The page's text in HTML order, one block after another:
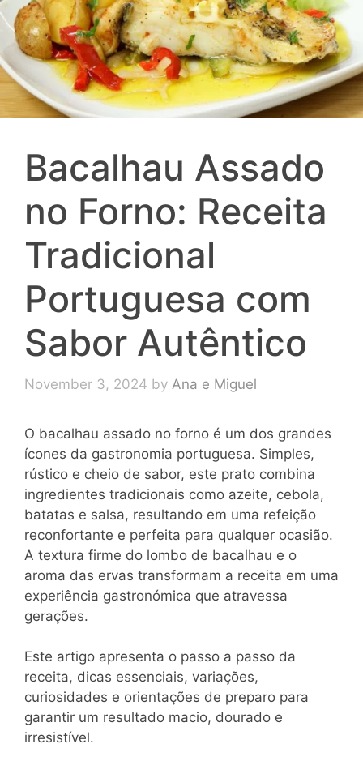
Bacalhau Assado
no Forno: Receita
Tradicional
Portuguesa com
Sabor Autêntico
November 3, 2024 by Ana e Miguel
O bacalhau assado no forno é um dos grandes
ícones da gastronomia portuguesa. Simples,
rústico e cheio de sabor, este prato combina
ingredientes tradicionais como azeite, cebola,
batatas e salsa, resultando em uma refeição
reconfortante e perfeita para qualquer ocasião.
A textura firme do lombo de bacalhau e o
aroma das ervas transformam a receita em uma
experiência gastronómica que atravessa
gerações.
Este artigo apresenta o passo a passo da
receita, dicas essenciais, variações,
curiosidades e orientações de preparo para
garantir um resultado macio, dourado e
irresistível.